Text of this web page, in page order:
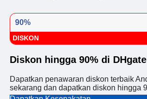
90%
DISKON
Diskon hingga 90% di DHgate
Dapatkan penawaran diskon terbaik
sekarang dan dapatkan diskon hingga